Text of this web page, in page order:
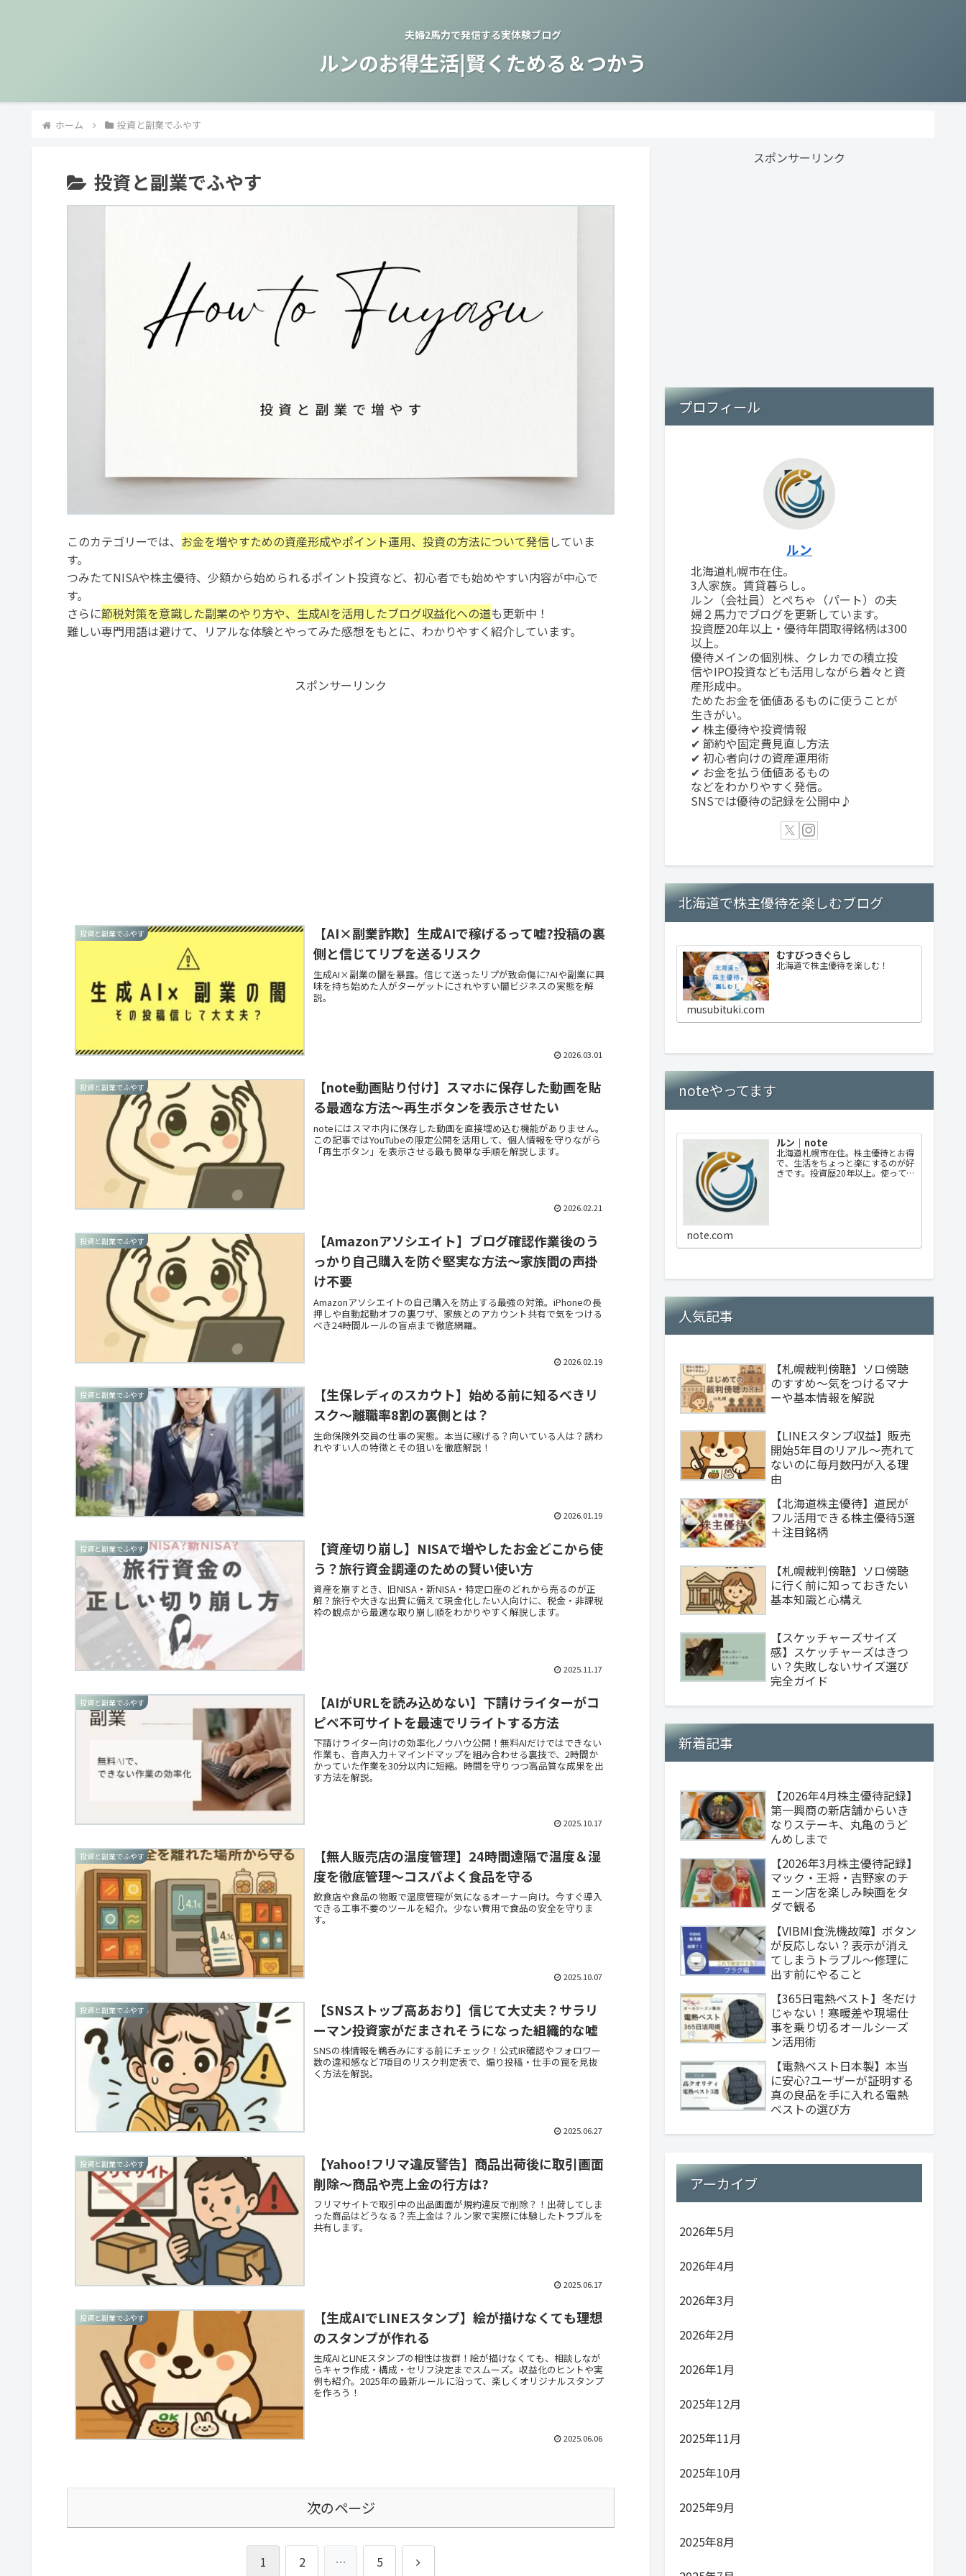
夫婦2馬力で発信する実体験ブログ
ルンのお得生活|賢くためる＆つかう
ホーム 投資と副業でふやす
投資と副業でふやす
このカテゴリーでは、 お金を増やすための資産形成やポイント運用、投資の方法について発信していま
す。
つみたてNISAや株主優待、少額から始められるポイント投資など、初心者でも始めやすい内容が中心で
す。
さらに節税対策を意識した副業のやり方や、生成AIを活用したブログ収益化への道も更新中！
難しい専門用語は避けて、リアルな体験とやってみた感想をもとに、わかりやすく紹介しています。
スポンサーリンク
投資と副業でふやす
【AI×副業詐欺】生成AIで稼げるって嘘?投稿の裏
側と信じてリプを送るリスク
生成AI×副業の闇を暴露。信じて送ったリプが致命傷に?AIや副業に興
味を持ち始めた人がターゲットにされやすい闇ビジネスの実態を解
説。
2026.03.01
投資と副業でふやす
【note動画貼り付け】スマホに保存した動画を貼
る最適な方法～再生ボタンを表示させたい
noteにはスマホ内に保存した動画を直接埋め込む機能がありません。
この記事ではYouTubeの限定公開を活用して、個人情報を守りながら
「再生ボタン」を表示させる最も簡単な手順を解説します。
2026.02.21
投資と副業でふやす
【Amazonアソシエイト】ブログ確認作業後のう
っかり自己購入を防ぐ堅実な方法～家族間の声掛
け不要
Amazonアソシエイトの自己購入を防止する最強の対策。iPhoneの長
押しや自動起動オフの裏ワザ、家族とのアカウント共有で気をつける
べき24時間ルールの盲点まで徹底網羅。
2026.02.19
投資と副業でふやす
【生保レディのスカウト】始める前に知るべきリ
スク～離職率8割の裏側とは？
生命保険外交員の仕事の実態。本当に稼げる？向いている人は？誘わ
れやすい人の特徴とその狙いを徹底解説！
2026.01.19
投資と副業でふやす
【資産切り崩し】NISAで増やしたお金どこから使
う？旅行資金調達のための賢い使い方
資産を崩すとき、旧NISA・新NISA・特定口座のどれから売るのが正
解？旅行や大きな出費に備えて現金化したい人向けに、税金・非課税
枠の観点から最適な取り崩し順をわかりやすく解説します。
2025.11.17
投資と副業でふやす
【AIがURLを読み込めない】下請けライターがコ
ピペ不可サイトを最速でリライトする方法
下請けライター向けの効率化ノウハウ公開！無料AIだけではできない
作業も、音声入力＋マインドマップを組み合わせる裏技で、2時間か
かっていた作業を30分以内に短縮。時間を守りつつ高品質な成果を出
す方法を解説。
2025.10.17
投資と副業でふやす
【無人販売店の温度管理】24時間遠隔で温度＆湿
度を徹底管理～コスパよく食品を守る
飲食店や食品の物販で温度管理が気になるオーナー向け。今すぐ導入
できる工事不要のツールを紹介。少ない費用で食品の安全を守りま
す。
2025.10.07
投資と副業でふやす
【SNSストップ高あおり】信じて大丈夫？サラリ
ーマン投資家がだまされそうになった組織的な嘘
SNSの株情報を鵜呑みにする前にチェック！公式IR確認やフォロワー
数の違和感など7項目のリスク判定表で、煽り投稿・仕手の罠を見抜
く方法を解説。
2025.06.27
投資と副業でふやす
【Yahoo!フリマ違反警告】商品出荷後に取引画面
削除～商品や売上金の行方は?
フリマサイトで取引中の出品画面が規約違反で削除？！出荷してしま
った商品はどうなる？売上金は？ルン家で実際に体験したトラブルを
共有します。
2025.06.17
投資と副業でふやす
【生成AIでLINEスタンプ】絵が描けなくても理想
のスタンプが作れる
生成AIとLINEスタンプの相性は抜群！絵が描けなくても、相談しなが
らキャラ作成・構成・セリフ決定までスムーズ。収益化のヒントや実
例も紹介。2025年の最新ルールに沿って、楽しくオリジナルスタンプ
を作ろう！
2025.06.06
次のページ
1 2 … 5 次
スポンサーリンク
プロフィール
ルン
北海道札幌市在住。
3人家族。賃貸暮らし。
ルン（会社員）とぺちゃ（パート）の夫
婦２馬力でブログを更新しています。
投資歴20年以上・優待年間取得銘柄は300
以上。
優待メインの個別株、クレカでの積立投
信やIPO投資なども活用しながら着々と資
産形成中。
ためたお金を価値あるものに使うことが
生きがい。
✔ 株主優待や投資情報
✔ 節約や固定費見直し方法
✔ 初心者向けの資産運用術
✔ お金を払う価値あるもの
などをわかりやすく発信。
SNSでは優待の記録を公開中♪
北海道で株主優待を楽しむブログ
むすびつきぐらし
北海道で株主優待を楽しむ！
musubituki.com
noteやってます
ルン｜note
北海道札幌市在住。株主優待とお得
で、生活をちょっと楽にするのが好
きです。投資歴20年以上。使ってよ
note.com
人気記事
【札幌裁判傍聴】ソロ傍聴
のすすめ～気をつけるマナ
ーや基本情報を解説
【LINEスタンプ収益】販売
開始5年目のリアル～売れて
ないのに毎月数円が入る理
由
【北海道株主優待】道民が
フル活用できる株主優待5選
＋注目銘柄
【札幌裁判傍聴】ソロ傍聴
に行く前に知っておきたい
基本知識と心構え
【スケッチャーズサイズ
感】スケッチャーズはきつ
い？失敗しないサイズ選び
完全ガイド
新着記事
【2026年4月株主優待記録】
第一興商の新店舗からいき
なりステーキ、丸亀のうど
んめしまで
【2026年3月株主優待記録】
マック・王将・吉野家のチ
ェーン店を楽しみ映画をタ
ダで観る
【VIBMI食洗機故障】ボタン
が反応しない？表示が消え
てしまうトラブル～修理に
出す前にやること
【365日電熱ベスト】冬だけ
じゃない！寒暖差や現場仕
事を乗り切るオールシーズ
ン活用術
【電熱ベスト日本製】本当
に安心?ユーザーが証明する
真の良品を手に入れる電熱
ベストの選び方
アーカイブ
2026年5月
2026年4月
2026年3月
2026年2月
2026年1月
2025年12月
2025年11月
2025年10月
2025年9月
2025年8月